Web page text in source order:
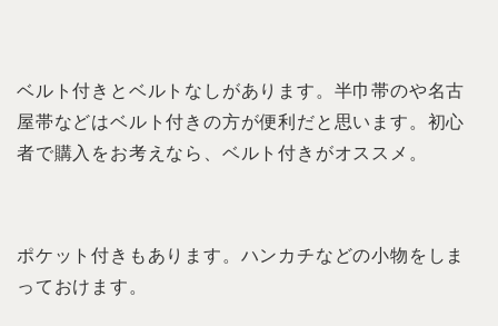
ベルト付きとベルトなしがあります。半巾帯のや名古
屋帯などはベルト付きの方が便利だと思います。初心
者で購入をお考えなら、ベルト付きがオススメ。
ポケット付きもあります。ハンカチなどの小物をしま
っておけます。